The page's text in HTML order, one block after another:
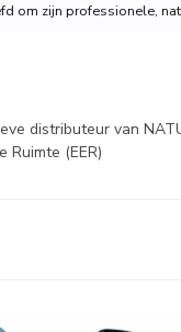
om zijn professionele,
distributeur van
Ruimte (EER)